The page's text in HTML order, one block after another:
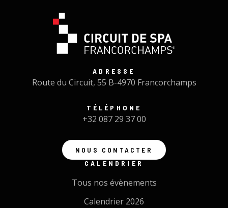
ADRESSE
Route du Circuit, 55 B-4970 Francorchamps
TÉLÉPHONE
+32 087 29 37 00
NOUS CONTACTER
CALENDRIER
Tous nos évènements
Calendrier 2026